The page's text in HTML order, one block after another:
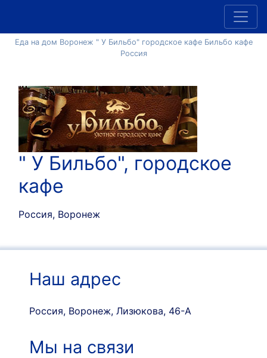
Еда на дом Воронеж " У Бильбо" городское кафе Бильбо кафе
Россия
" У Бильбо", городское
кафе
Россия, Воронеж
Наш адрес
Россия, Воронеж, Лизюкова, 46-А
Мы на связи